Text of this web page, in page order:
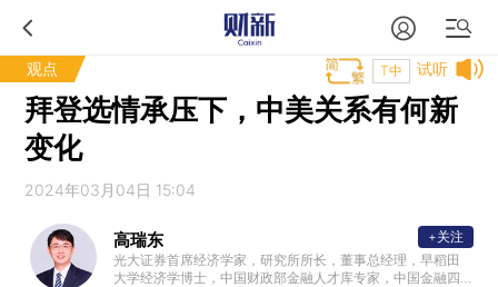
观点 试听
T中
拜登选情承压下，中美关系有何新
变化
2024年03月04日 15:04
高瑞东
光大证券首席经济学家，研究所所长，董事总经理，早稻田
大学经济学博士，中国财政部金融人才库专家，中国金融四
+关注